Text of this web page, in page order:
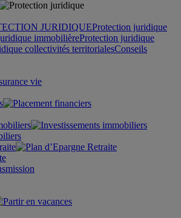
JURIDIQUEProtection juridique
immobilièreProtection juridique
collectivités territorialesConseils